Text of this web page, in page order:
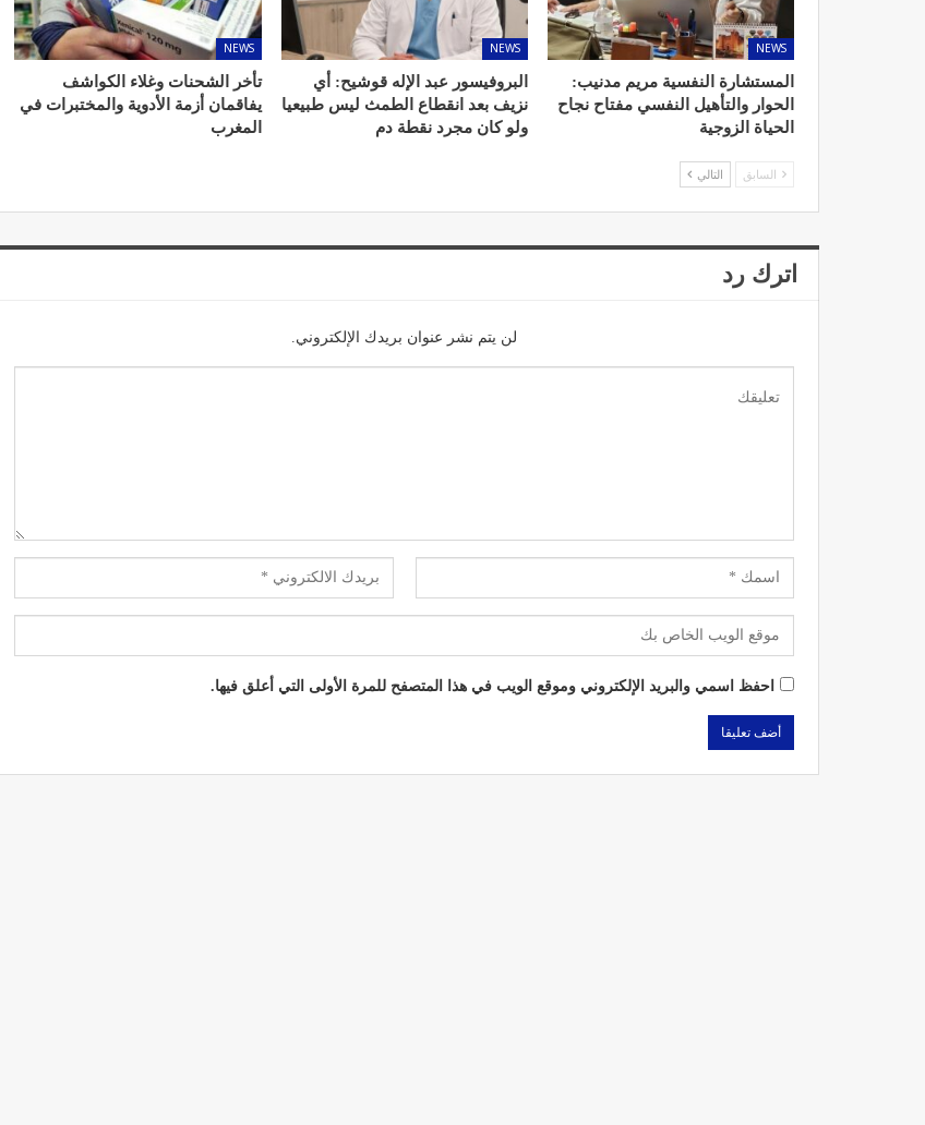
NEWS
المستشارة النفسية مريم مدنيب:
الحوار والتأهيل النفسي مفتاح نجاح
الحياة الزوجية
NEWS
البروفيسور عبد الإله قوشيح: أي
نزيف بعد انقطاع الطمث ليس طبيعيا
ولو كان مجرد نقطة دم
NEWS
تأخر الشحنات وغلاء الكواشف
يفاقمان أزمة الأدوية والمختبرات في
المغرب
السابق التالي
اترك رد
لن يتم نشر عنوان بريدك الإلكتروني.
احفظ اسمي والبريد الإلكتروني وموقع الويب في هذا المتصفح للمرة الأولى التي أعلق فيها.
تصحيح بعض الأفكار المغلوطة حول العلاج
الإشعاعي
نوفمبر 17, 2022
تحذير من تناول المحليات الصناعية.. ترفع
شعور القلق
يونيو 5, 2023